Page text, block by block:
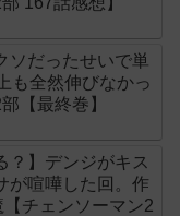
ソだったせいで単
も全然伸びなかっ
【最終巻】
？】デンジがキス
が喧嘩した回。作
チェンソーマン2